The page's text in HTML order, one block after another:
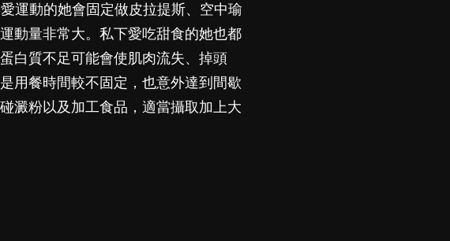
運動的她會固定做皮拉提斯、空中瑜
動量非常大。私下愛吃甜食的她也都
白質不足可能會使肌肉流失、掉頭
用餐時間較不固定，也意外達到間歇
澱粉以及加工食品，適當攝取加上大